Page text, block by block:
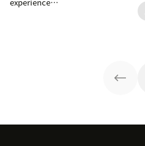
experience
pick the right